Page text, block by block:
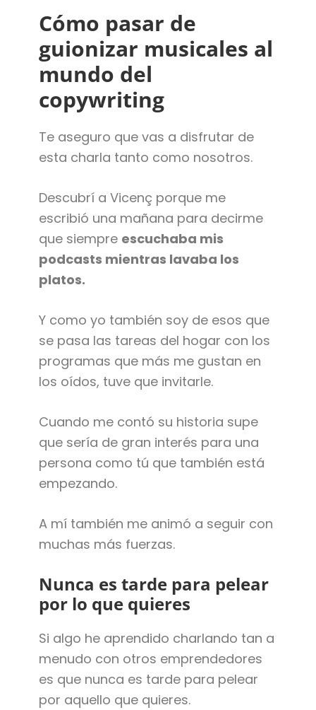
Cómo pasar de
guionizar musicales al
mundo del
copywriting
Te aseguro que vas a disfrutar de
esta charla tanto como nosotros.
Descubrí a Vicenç porque me
escribió una mañana para decirme
que siempre escuchaba mis
podcasts mientras lavaba los
platos.
Y como yo también soy de esos que
se pasa las tareas del hogar con los
programas que más me gustan en
los oídos, tuve que invitarle.
Cuando me contó su historia supe
que sería de gran interés para una
persona como tú que también está
empezando.
A mí también me animó a seguir con
muchas más fuerzas.
Nunca es tarde para pelear
por lo que quieres
Si algo he aprendido charlando tan a
menudo con otros emprendedores
es que nunca es tarde para pelear
por aquello que quieres.